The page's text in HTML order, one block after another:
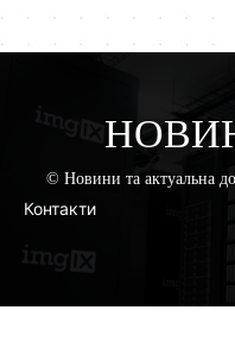
© Новини та актуальна
Контакти